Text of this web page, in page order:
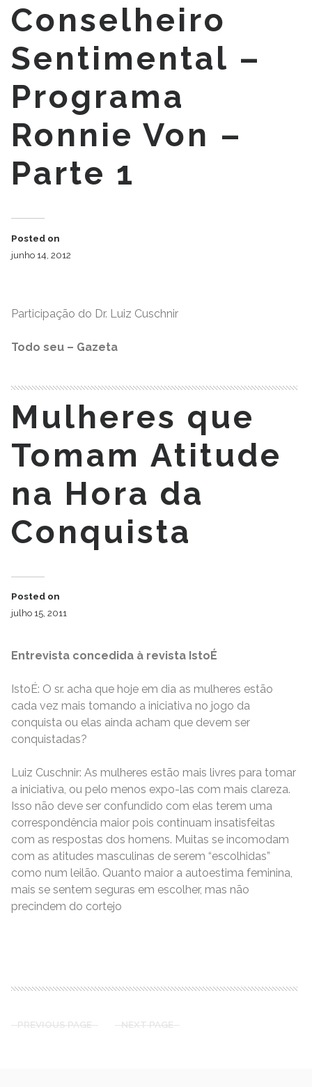
Conselheiro
Sentimental –
Programa
Ronnie Von –
Parte 1
Posted on
junho 14, 2012
Participação do Dr. Luiz Cuschnir
Todo seu – Gazeta
Mulheres que
Tomam Atitude
na Hora da
Conquista
Posted on
julho 15, 2011
Entrevista concedida à revista IstoÉ
IstoÉ: O sr. acha que hoje em dia as mulheres estão
cada vez mais tomando a iniciativa no jogo da
conquista ou elas ainda acham que devem ser
conquistadas?
Luiz Cuschnir: As mulheres estão mais livres para tomar
a iniciativa, ou pelo menos expo-las com mais clareza.
Isso não deve ser confundido com elas terem uma
correspondência maior pois continuam insatisfeitas
com as respostas dos homens. Muitas se incomodam
com as atitudes masculinas de serem “escolhidas”
como num leilão. Quanto maior a autoestima feminina,
mais se sentem seguras em escolher, mas não
precindem do cortejo
PREVIOUS PAGE NEXT PAGE